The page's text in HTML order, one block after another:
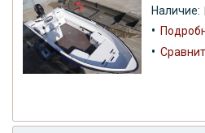
Наличие:
•
•